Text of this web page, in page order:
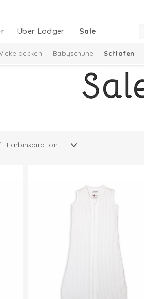
Über Lodger Sale
Babyschuhe Schlafen